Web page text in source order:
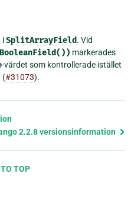
iSplitArrayField. Vid
markerades
-värdet som kontrollerade istället
(#31073).
2.2.8 versionsinformation
TOP